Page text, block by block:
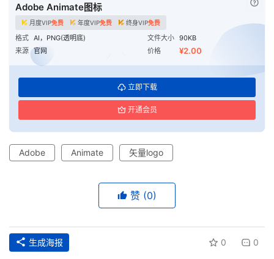
Adobe Animate图标
月度VIP免费 年度VIP免费 终身VIP免费
格式 AI，PNG(透明底) 文件大小 90KB
来源 官网 价格 ¥2.00
立即下载
开通会员
Adobe Animate 矢量logo
赞 (0)
生成海报 0 0